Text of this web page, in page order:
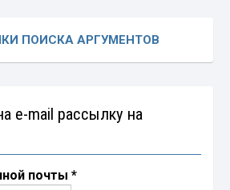
ПОИСКА АРГУМЕНТОВ
e-mail рассылку на
почты*